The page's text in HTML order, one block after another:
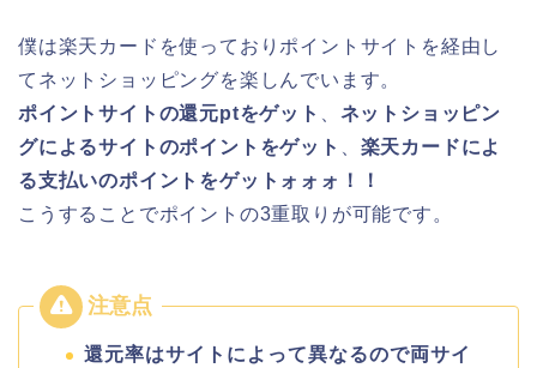
僕は楽天カードを使っておりポイントサイトを経由し
てネットショッピングを楽しんでいます。
ポイントサイトの還元ptをゲット
ネットショッピン
グによるサイトのポイントをゲット
楽天カードによ
る支払いのポイントをゲットォォォ！！
こうすることでポイントの3重取りが可能です。
還元率はサイトによって異なるので両サイ